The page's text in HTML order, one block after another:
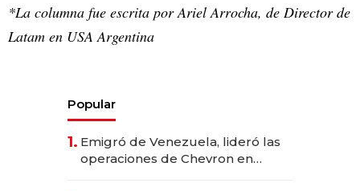
*La columna fue escrita por Ariel Arrocha, de Director de
Latam en USA Argentina
Popular
1. Emigró de Venezuela, lideró las
operaciones de Chevron en